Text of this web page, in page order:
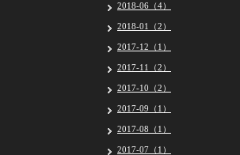
2018-06（4）
2018-01（2）
2017-12（1）
2017-11（2）
2017-10（2）
2017-09（1）
2017-08（1）
2017-07（1）